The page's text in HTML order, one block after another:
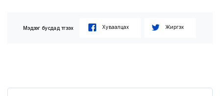
Мэдээг бусдад түгээх Хуваалцах Жиргэх